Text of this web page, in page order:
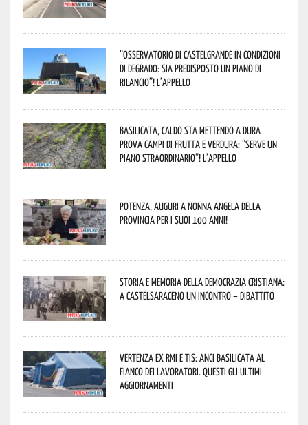
“Osservatorio di Castelgrande in condizioni
di degrado: sia predisposto un piano di
rilancio”! L’appello
Basilicata, caldo sta mettendo a dura
prova campi di frutta e verdura: “Serve un
piano straordinario”! L’appello
Potenza, auguri a nonna Angela della
provincia per i suoi 100 anni!
Storia e memoria della Democrazia Cristiana:
a Castelsaraceno un incontro – dibattito
Vertenza ex RMI e TIS: ANCI Basilicata al
fianco dei lavoratori. Questi gli ultimi
aggiornamenti